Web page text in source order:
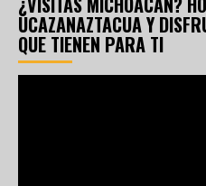
UCAZANAZTACUA Y
QUE TIENEN PARA TI